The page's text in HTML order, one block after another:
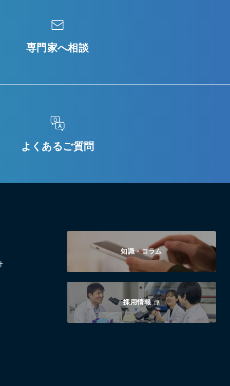
専門家へ相談
よくあるご質問
知識・コラム
採用情報